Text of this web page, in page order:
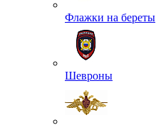
Флажки на береты
Шевроны